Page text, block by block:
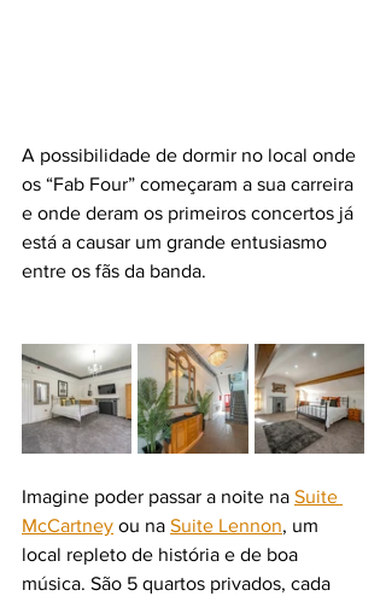
A possibilidade de dormir no local onde
os “Fab Four” começaram a sua carreira
e onde deram os primeiros concertos já
está a causar um grande entusiasmo
entre os fãs da banda.
Imagine poder passar a noite na Suite
McCartney ou na Suite Lennon, um
local repleto de história e de boa
música. São 5 quartos privados, cada